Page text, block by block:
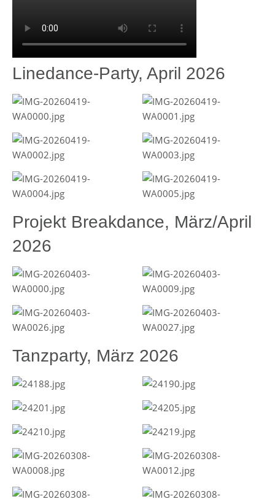
Linedance-Party, April 2026
Projekt Breakdance, März/April
2026
Tanzparty, März 2026